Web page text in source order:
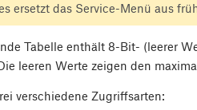
ersetzt das Service-Menü aus
Tabelle enthält 8-Bit- (leerer
leeren Werte zeigen den
verschiedene Zugriffsarten: